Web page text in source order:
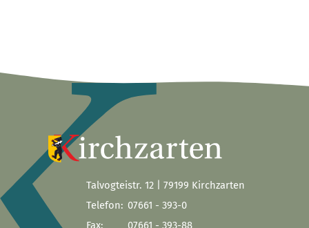
Talvogteistr. 12 | 79199 Kirchzarten
Telefon: 07661 - 393-0
Fax:
07661 - 393-88